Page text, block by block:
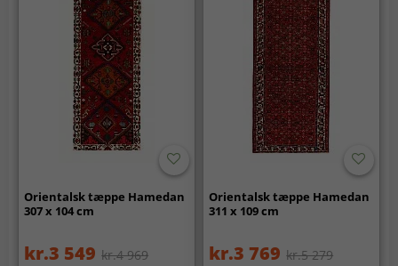
Orientalsk tæppe Hamedan
307 x 104 cm
kr.3 549 kr.4 969
Orientalsk tæppe Hamedan
311 x 109 cm
kr.3 769 kr.5 279